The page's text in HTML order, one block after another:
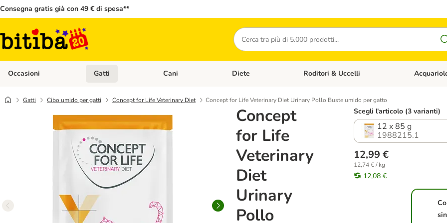
Consegna gratis già con 49 € di spesa**
Cerca
Occasioni Apri Menù Categoria: Occasioni
Gatti Apri Menù Categoria: Gatti
Cani Apri Menù Categoria: Cani
Diete Apri Menù Categoria: Diete
Roditori & Uccelli Apri Menù
Gatti Cibo umido per gatti Concept for Life Veterinary Diet Concept for Life Veterinary Diet Urinary Pollo Buste umido per gatto
Concept
for Life
Veterinary
Diet
Urinary
Pollo
Scegli l'articolo (3 varianti)
12 x 85 g
1988215.1
12,99 €
12,74 € / kg
12,08 €